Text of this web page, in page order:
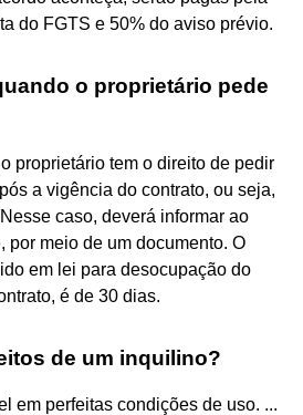
do FGTS e 50% do aviso prévio.
o proprietário pede
proprietário tem o direito de pedir
a vigência do contrato, ou seja,
caso, deverá informar ao
por meio de um documento. O
em lei para desocupação do
é de 30 dias.
de um inquilino?
em perfeitas condições de uso. ...